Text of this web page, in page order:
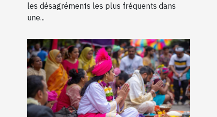
les désagréments les plus fréquents dans
une...